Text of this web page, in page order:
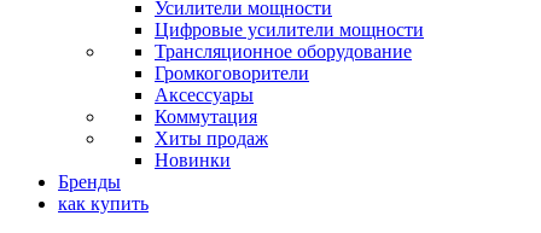
Усилители мощности
Цифровые усилители мощности
Трансляционное оборудование
Громкоговорители
Аксессуары
Коммутация
Хиты продаж
Новинки
Бренды
как купить